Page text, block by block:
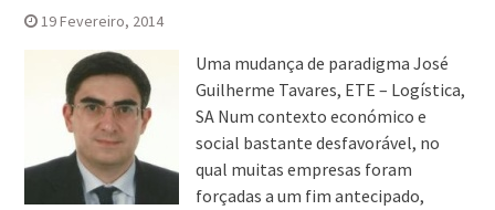
19 Fevereiro, 2014
Uma mudança de paradigma José
Guilherme Tavares, ETE – Logística,
SA Num contexto económico e
social bastante desfavorável, no
qual muitas empresas foram
forçadas a um fim antecipado,